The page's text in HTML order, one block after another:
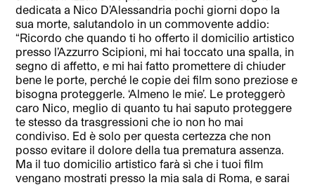
dedicata a Nico D’Alessandria pochi giorni dopo la
sua morte, salutandolo in un commovente addio:
“Ricordo che quando ti ho offerto il domicilio artistico
presso l’Azzurro Scipioni, mi hai toccato una spalla, in
segno di affetto, e mi hai fatto promettere di chiuder
bene le porte, perché le copie dei film sono preziose e
bisogna proteggerle. ‘Almeno le mie’. Le proteggerò
caro Nico, meglio di quanto tu hai saputo proteggere
te stesso da trasgressioni che io non ho mai
condiviso. Ed è solo per questa certezza che non
posso evitare il dolore della tua prematura assenza.
Ma il tuo domicilio artistico farà sì che i tuoi film
vengano mostrati presso la mia sala di Roma, e sarai